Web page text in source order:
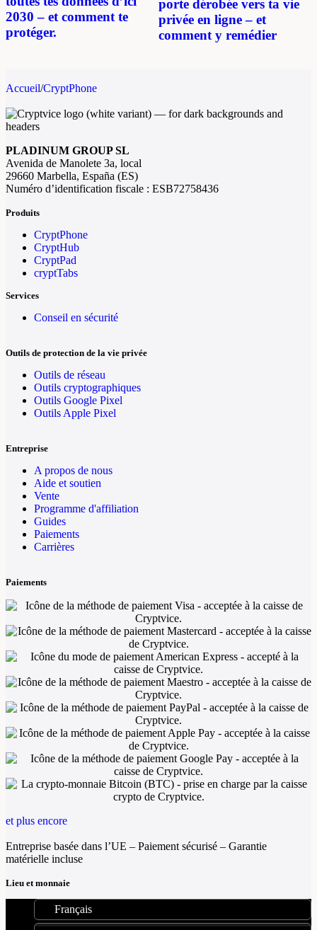
2030 – et comment te
protéger.
porte dérobée vers ta vie
privée en ligne – et
comment y remédier
Accueil/CryptPhone
PLADINUM GROUP SL
Avenida de Manolete 3a, local
29660 Marbella, España (ES)
Numéro d’identification fiscale : ESB72758436
Produits
CryptPhone
CryptHub
CryptPad
cryptTabs
Services
Conseil en sécurité
Outils de protection de la vie privée
Outils de réseau
Outils cryptographiques
Outils Google Pixel
Outils Apple Pixel
Entreprise
A propos de nous
Aide et soutien
Vente
Programme d'affiliation
Guides
Paiements
Carrières
Paiements
et plus encore
Entreprise basée dans l’UE – Paiement sécurisé – Garantie
matérielle incluse
Lieu et monnaie
Français